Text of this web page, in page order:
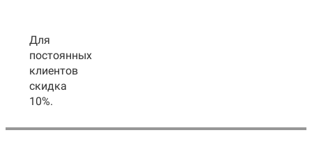
Для
постоянных
клиентов
скидка
10%.